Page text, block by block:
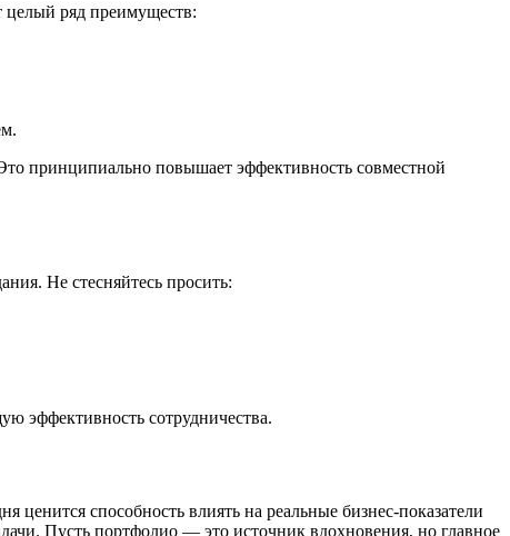
целый ряд преимуществ:
принципиально повышает эффективность совместной
Не стесняйтесь просить:
эффективность сотрудничества.
способность влиять на реальные бизнес-показатели
Пусть портфолио — это источник вдохновения, но главное